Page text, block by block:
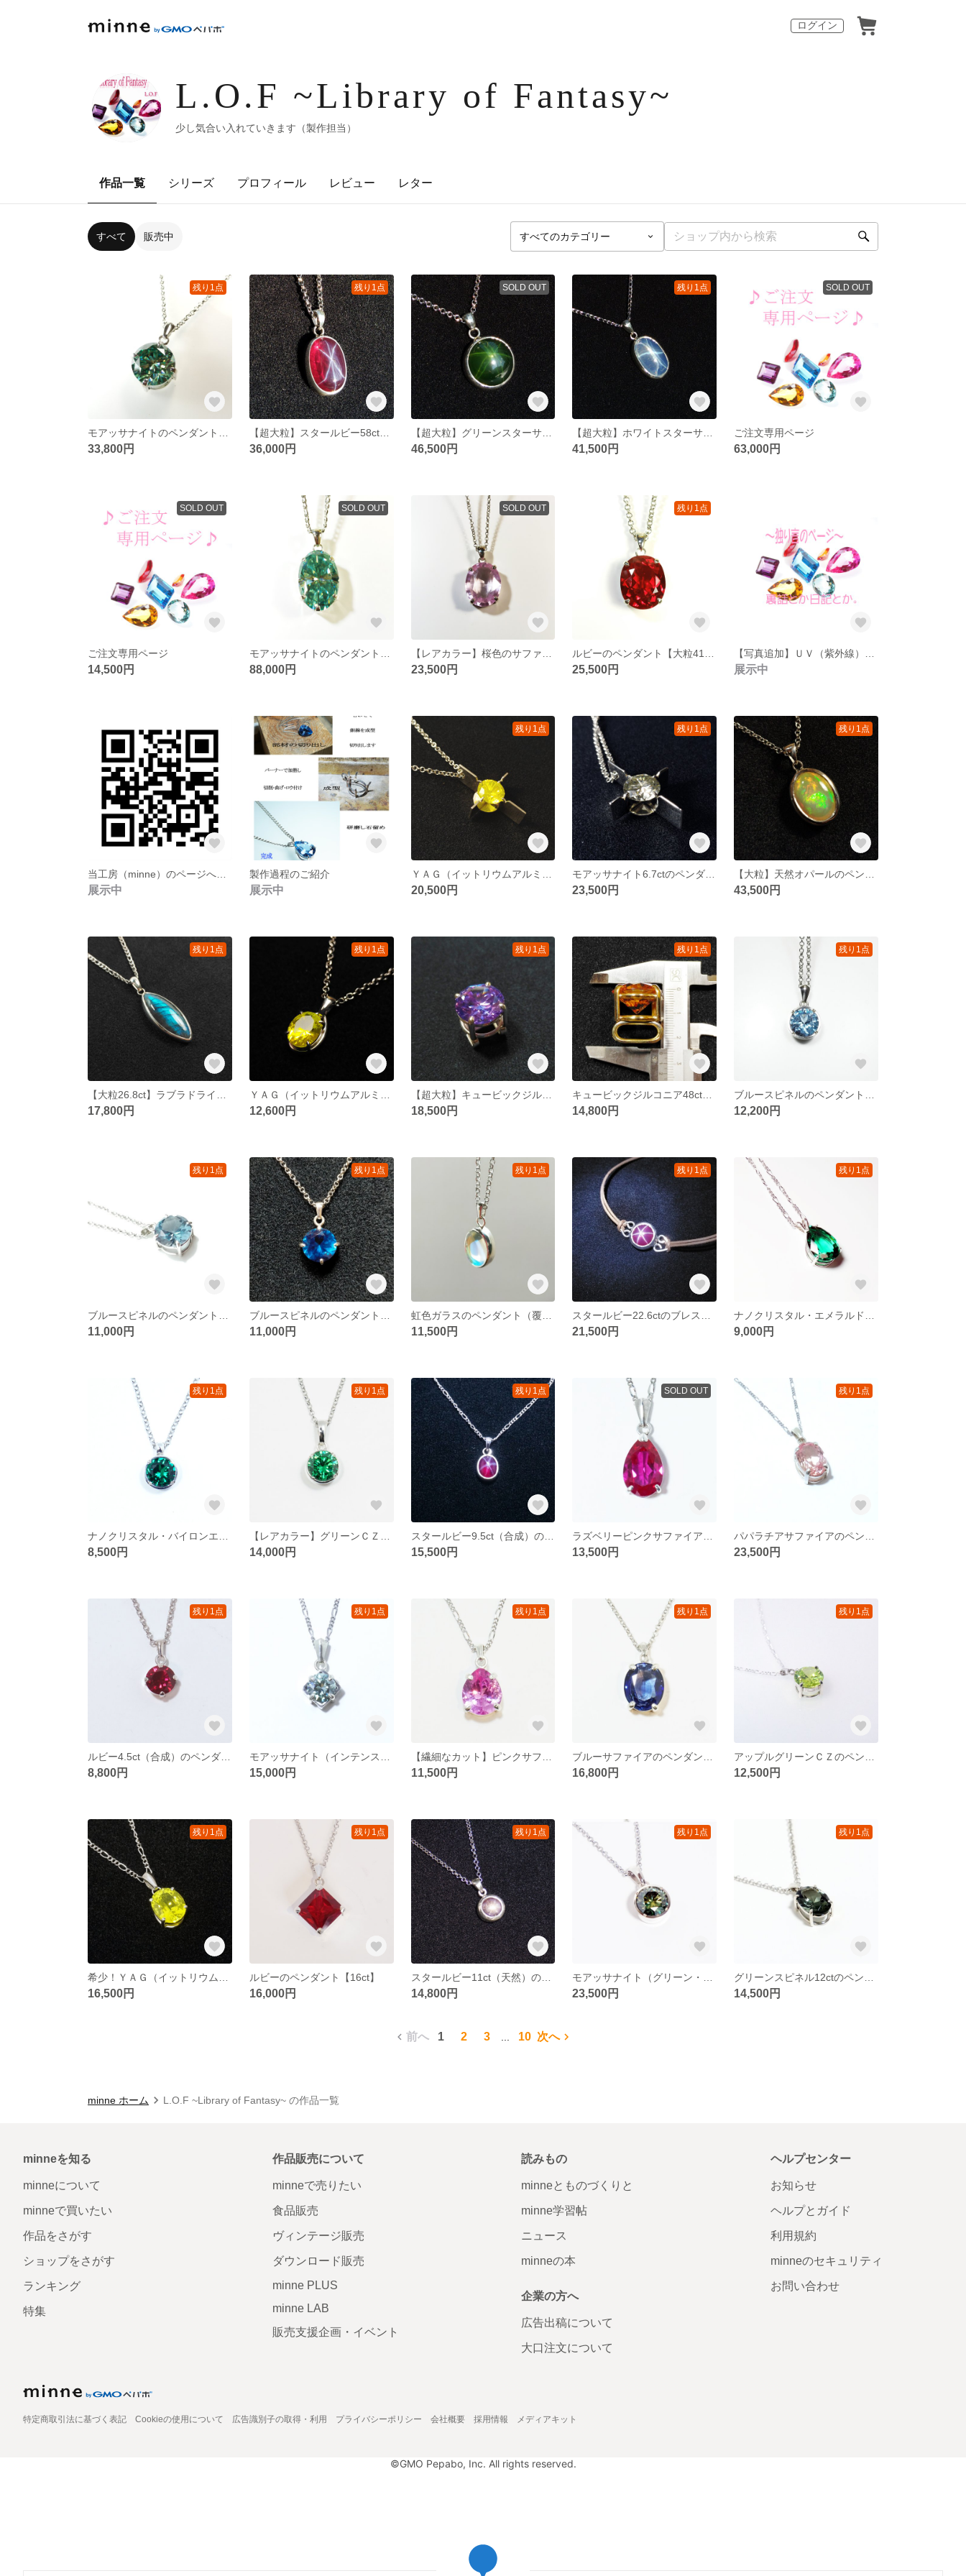
ログイン
L.O.F ~Library of Fantasy~
少し気合い入れていきます（製作担当）
作品一覧 シリーズ プロフィール レビュー レター
すべて 販売中
残り1点
33,800円
残り1点
【超大粒】スタールビー58ct（合成）のペンダント
36,000円
SOLD OUT
【超大粒】グリーンスターサファイア88ct（合成）のペンダント
46,500円
残り1点
41,500円
SOLD OUT
ご注文専用ページ
63,000円
SOLD OUT
ご注文専用ページ
14,500円
SOLD OUT
88,000円
SOLD OUT
23,500円
残り1点
25,500円 展示中
展示中
製作過程のご紹介
展示中
残り1点
20,500円
残り1点
23,500円
残り1点
43,500円
残り1点
17,800円
残り1点
12,600円
残り1点
【超大粒】キュービックジルコニア51ctの帯留め飾り
18,500円
残り1点
14,800円
残り1点
12,200円
残り1点
11,000円
残り1点
11,000円
残り1点
虹色ガラスのペンダント（覆輪留め7.9ct）
11,500円
残り1点
21,500円
残り1点
9,000円
残り1点
8,500円
残り1点
14,000円
残り1点
スタールビー9.5ct（合成）のペンダント
15,500円
SOLD OUT
13,500円
残り1点
23,500円
残り1点
8,800円
残り1点
15,000円
残り1点
11,500円
残り1点
16,800円
残り1点
12,500円
残り1点
16,500円
残り1点
ルビーのペンダント【16ct】
16,000円
残り1点
スタールビー11ct（天然）のペンダント
14,800円
残り1点
23,500円
残り1点
14,500円
前へ 1 2 3 10 次へ
minne ホーム L.O.F ~Library of Fantasy~ の作品一覧
minneを知る
minneについて
minneで買いたい
作品をさがす
ショップをさがす
ランキング
特集
作品販売について
minneで売りたい
食品販売
ヴィンテージ販売
ダウンロード販売
minne PLUS
minne LAB
販売支援企画・イベント
読みもの
minneとものづくりと
minne学習帖
ニュース
minneの本
企業の方へ
広告出稿について
大口注文について
ヘルプセンター
お知らせ
ヘルプとガイド
利用規約
minneのセキュリティ
お問い合わせ
特定商取引法に基づく表記 Cookieの使用について 広告識別子の取得・利用 プライバシーポリシー 会社概要 採用情報 メディアキット
©GMO Pepabo, Inc. All rights reserved.